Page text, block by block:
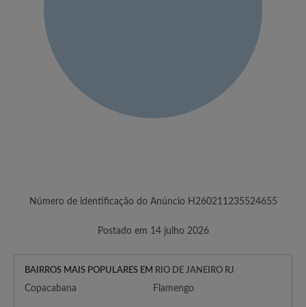
Número de identificação do Anúncio H260211235524655
Postado em 14 julho 2026
BAIRROS MAIS POPULARES EM RIO DE JANEIRO RJ
Copacabana Flamengo